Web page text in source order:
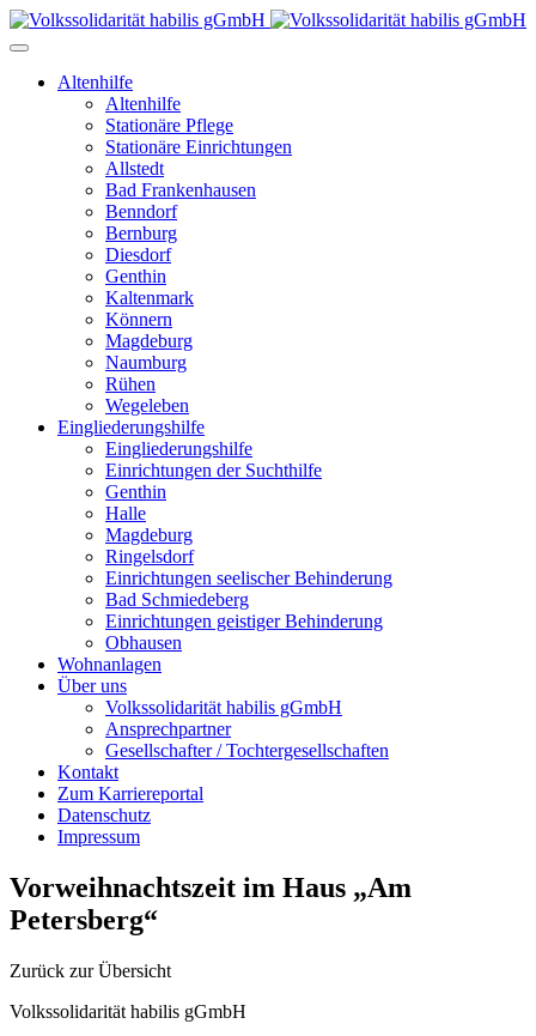
Altenhilfe
Altenhilfe
Stationäre Pflege
Stationäre Einrichtungen
Allstedt
Bad Frankenhausen
Benndorf
Bernburg
Diesdorf
Genthin
Kaltenmark
Könnern
Magdeburg
Naumburg
Rühen
Wegeleben
Eingliederungshilfe
Eingliederungshilfe
Einrichtungen der Suchthilfe
Genthin
Halle
Magdeburg
Ringelsdorf
Einrichtungen seelischer Behinderung
Bad Schmiedeberg
Einrichtungen geistiger Behinderung
Obhausen
Wohnanlagen
Über uns
Volkssolidarität habilis gGmbH
Ansprechpartner
Gesellschafter / Tochtergesellschaften
Kontakt
Zum Karriereportal
Datenschutz
Impressum
Vorweihnachtszeit im Haus „Am
Petersberg“
Zurück zur Übersicht
Volkssolidarität habilis gGmbH